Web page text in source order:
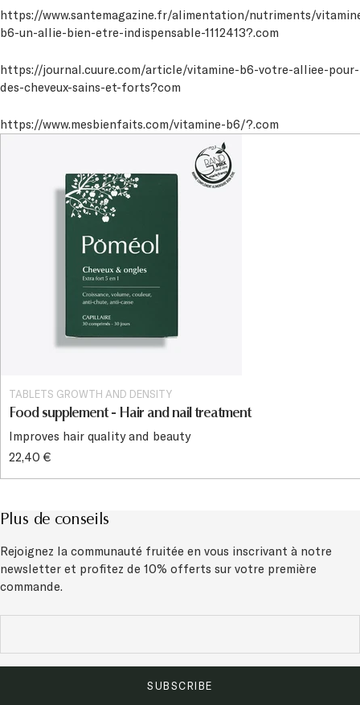
https://www.santemagazine.fr/alimentation/nutriments/
b6-un-allie-bien-etre-indispensable-1112413?.com
https://journal.cuure.com/article/vitamine-b6-votre-alliee-pour-
des-cheveux-sains-et-forts?com
https://www.mesbienfaits.com/vitamine-b6/?.com
TABLETS GROWTH AND DENSITY
Food supplement - Hair and nail treatment
Improves hair quality and beauty
22,40 €
Plus de conseils
Rejoignez la communauté fruitée en vous inscrivant à notre
newsletter et profitez de 10% offerts sur votre première
commande.
SUBSCRIBE